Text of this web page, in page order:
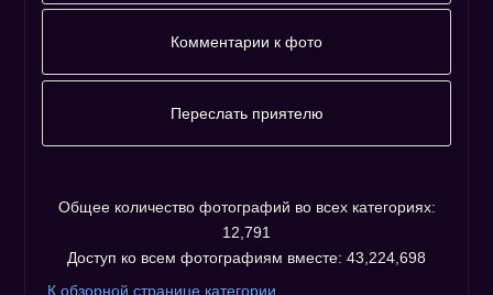
Фотографию
Комментарии к фото
Комментариев к фото ещё нет.
разрешено оставлять комментарии. Пожалуйста,
зарегистрируйтесь!
Переслать приятелю
Пожалуйста, зарегистрируйтесь...
Общее количество фотографий во всех категориях:
12,791
Доступ ко всем фотографиям вместе: 43,224,698
К обзорной странице категории